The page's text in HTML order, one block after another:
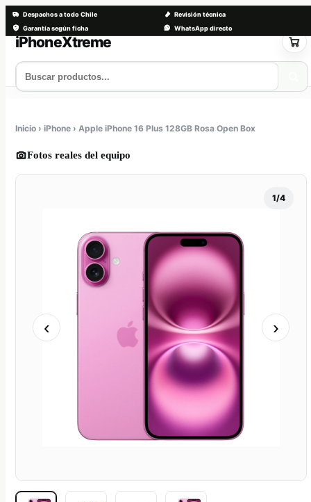
Despachos a todo Chile
Revisión técnica
Garantía según ficha
WhatsApp directo
Saltar
contenido
Inicio › iPhone › Apple iPhone 16 Plus 128GB Rosa Open Box
Fotos reales del equipo
‹ ›
1/4